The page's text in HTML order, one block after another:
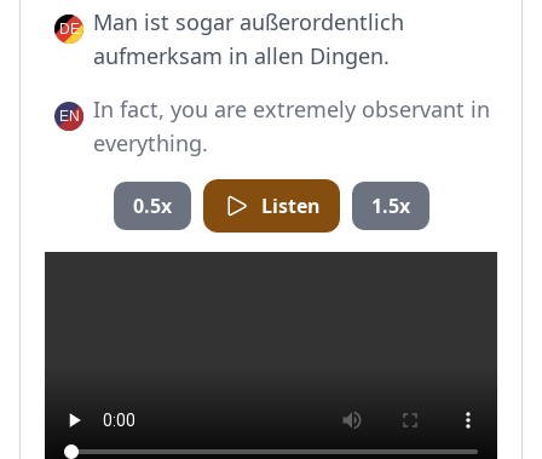
Man ist sogar außerordentlich
aufmerksam in allen Dingen.
In fact, you are extremely observant in
everything.
0.5x Listen 1.5x